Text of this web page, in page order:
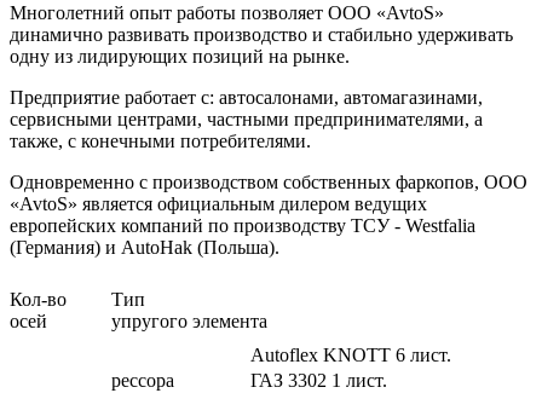
Многолетний опыт работы позволяет ООО «AvtoS»
динамично развивать производство и стабильно удерживать
одну из лидирующих позиций на рынке.
Предприятие работает с: автосалонами, автомагазинами,
сервисными центрами, частными предпринимателями, а
также, с конечными потребителями.
Одновременно с производством собственных фаркопов, ООО
«AvtoS» является официальным дилером ведущих
европейских компаний по производству ТСУ - Westfalia
(Германия) и AutoHak (Польша).
Кол-во
осей
упругого элемента
рессора
Autoflex KNOTT 6 лист.
ГАЗ 3302 1 лист.